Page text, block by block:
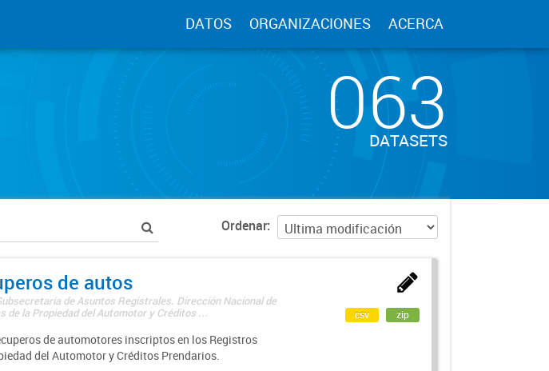
DATOS ORGANIZACIONES ACERCA
063
DATASETS
Ordenar
de autos
de Asuntos Registrales. Dirección Nacional de
de la Propiedad del Automotor y Créditos ...
de automotores inscriptos en los Registros
del Automotor y Créditos Prendarios.
csv zip